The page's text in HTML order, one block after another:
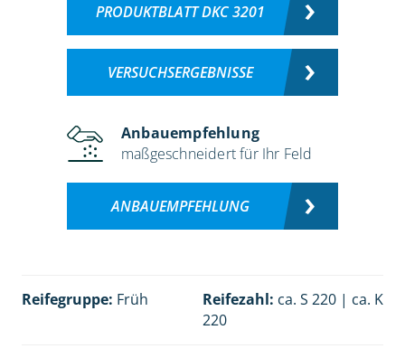
PRODUKTBLATT DKC 3201
VERSUCHSERGEBNISSE
Anbauempfehlung
maßgeschneidert für Ihr Feld
ANBAUEMPFEHLUNG
Reifegruppe: Früh Reifezahl: ca. S 220 | ca. K
220